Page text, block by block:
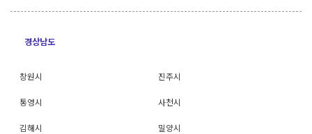
경상남도
창원시 진주시
통영시 사천시
김해시 밀양시